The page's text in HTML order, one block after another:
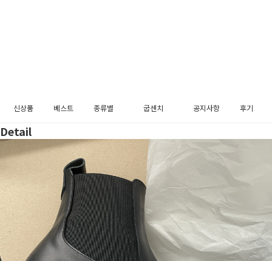
신상품 베스트 종류별
펌프스
메리제인
플랫슈즈
블로퍼
로퍼
슬링백
부츠
장식
굽센치
3cm
5cm
공지사항 후기
Detail